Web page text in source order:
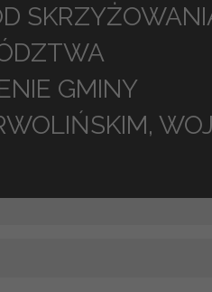
GMINY